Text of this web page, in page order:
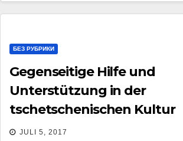
БЕЗ РУБРИКИ
Gegenseitige Hilfe und
Unterstützung in der
tschetschenischen Kultur
JULI 5, 2017